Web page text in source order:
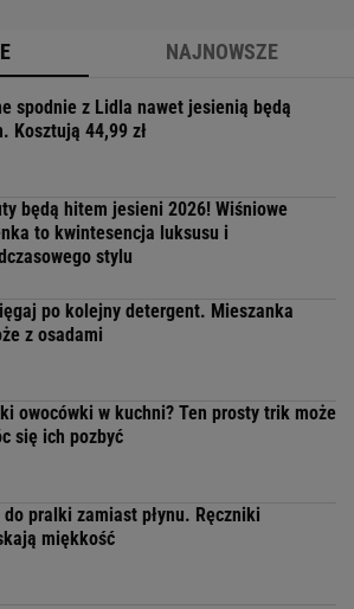
NAJNOWSZE
spodnie z Lidla nawet jesienią będą
Kosztują 44,99 zł
będą hitem jesieni 2026! Wiśniowe
to kwintesencja luksusu i
stylu
po kolejny detergent. Mieszanka
z osadami
owocówki w kuchni? Ten prosty trik może
się ich pozbyć
do pralki zamiast płynu. Ręczniki
miękkość